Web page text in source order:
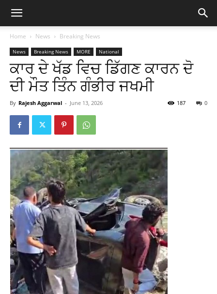
Home News Breaking News
News Breaking News MORE National
ਕਾਰ ਦੇ ਖੱਡ ਵਿਚ ਡਿੱਗਣ ਕਾਰਨ ਦੋ
ਦੀ ਮੌਤ ਤਿੰਨ ਗੰਭੀਰ ਜਖਮੀ
By Rajesh Aggarwal - June 13, 2026 0
187